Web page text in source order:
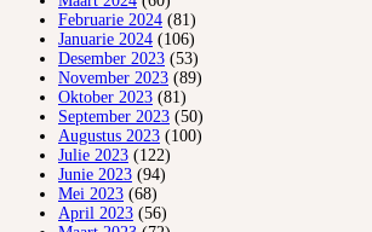
Februarie 2024 (81)
Januarie 2024 (106)
Desember 2023 (53)
November 2023 (89)
Oktober 2023 (81)
September 2023 (50)
Augustus 2023 (100)
Julie 2023 (122)
Junie 2023 (94)
Mei 2023 (68)
April 2023 (56)